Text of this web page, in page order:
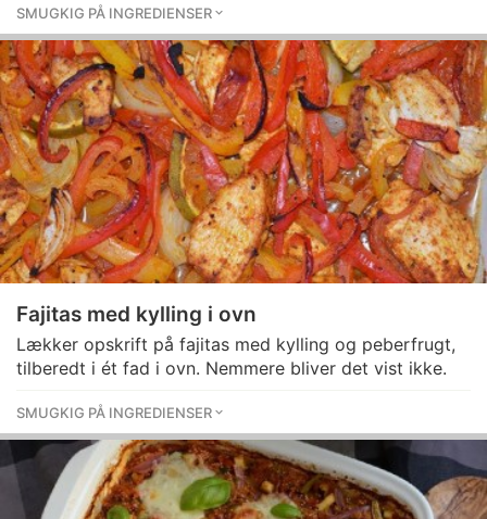
SMUGKIG PÅ INGREDIENSER
Fajitas med kylling i ovn
Lækker opskrift på fajitas med kylling og peberfrugt,
tilberedt i ét fad i ovn. Nemmere bliver det vist ikke.
SMUGKIG PÅ INGREDIENSER